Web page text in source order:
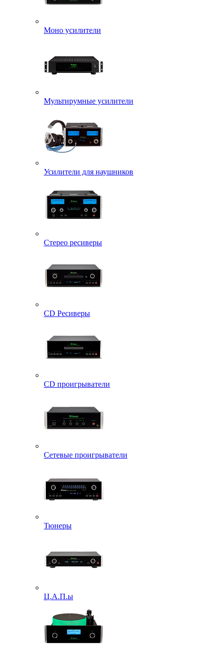
Моно усилители
Мультирумные усилители
Усилители для наушников
Стерео ресиверы
CD Ресиверы
CD проигрыватели
Сетевые проигрыватели
Тюнеры
Ц.А.П.ы